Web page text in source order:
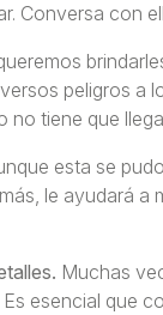
Conversa con
peligros a
no tiene que
esta se
le ayudará a
Muchas
esencial que